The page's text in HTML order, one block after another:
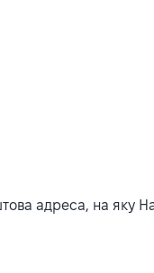
адреса, на яку